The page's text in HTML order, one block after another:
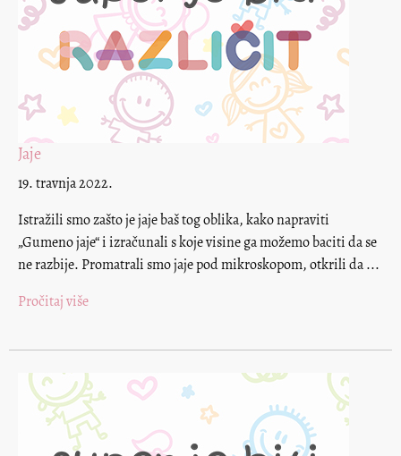
Jaje
19. travnja 2022.
Istražili smo zašto je jaje baš tog oblika, kako napraviti
„Gumeno jaje“ i izračunali s koje visine ga možemo baciti da se
ne razbije. Promatrali smo jaje pod mikroskopom, otkrili da ...
Pročitaj više